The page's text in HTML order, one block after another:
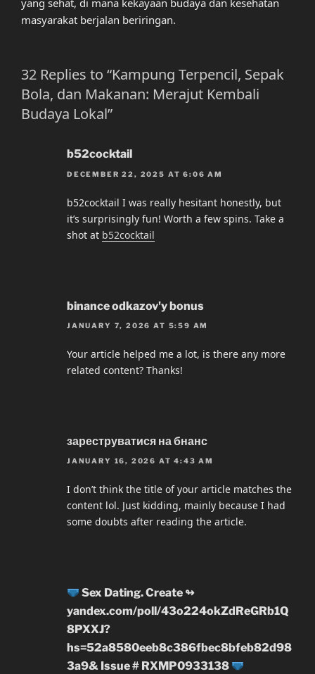
masyarakat berjalan beriringan.
32 Replies to “Kampung Terpencil, Sepak
Bola, dan Makanan: Merajut Kembali
Budaya Lokal”
b52cocktail
DECEMBER 22, 2025 AT 6:06 AM
b52cocktail I was really hesitant honestly, but
it’s surprisingly fun! Worth a few spins. Take a
shot at b52cocktail
binance odkazov'y bonus
JANUARY 7, 2026 AT 5:59 AM
Your article helped me a lot, is there any more
related content? Thanks!
зареструватися на бнанс
JANUARY 16, 2026 AT 4:43 AM
I don’t think the title of your article matches the
content lol. Just kidding, mainly because I had
some doubts after reading the article.
Sex Dating. Create ↬
yandex.com/poll/43o224okZdReGRb1Q
8PXXJ?
hs=52a8580eeb8c386fbec8bfeb82d98
3a9& Issue # RXMP0933138